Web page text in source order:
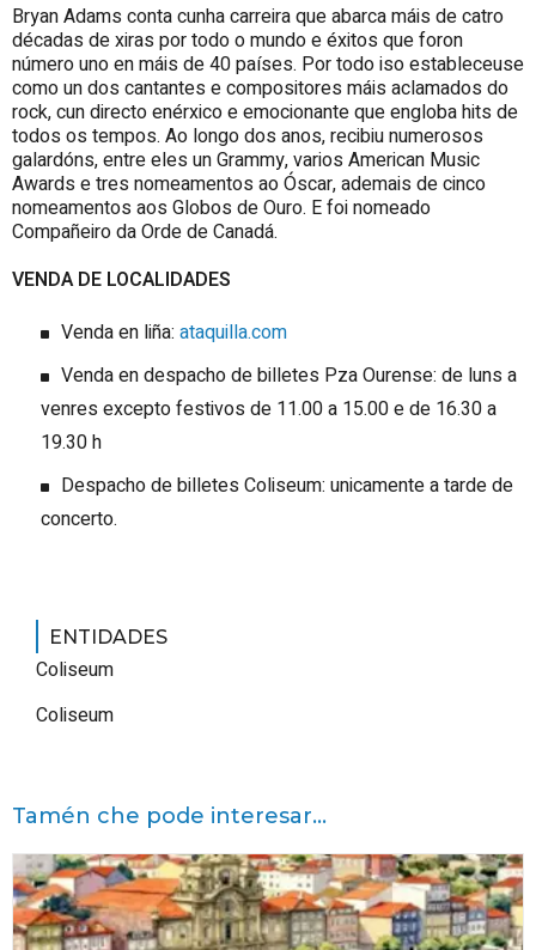
Bryan Adams conta cunha carreira que abarca máis de catro
décadas de xiras por todo o mundo e éxitos que foron
número uno en máis de 40 países. Por todo iso estableceuse
como un dos cantantes e compositores máis aclamados do
rock, cun directo enérxico e emocionante que engloba hits de
todos os tempos. Ao longo dos anos, recibiu numerosos
galardóns, entre eles un Grammy, varios American Music
Awards e tres nomeamentos ao Óscar, ademais de cinco
nomeamentos aos Globos de Ouro. E foi nomeado
Compañeiro da Orde de Canadá.
VENDA DE LOCALIDADES
Venda en liña: ataquilla.com
Venda en despacho de billetes Pza Ourense: de luns a
venres excepto festivos de 11.00 a 15.00 e de 16.30 a
19.30 h
Despacho de billetes Coliseum: unicamente a tarde de
concerto.
ENTIDADES
Coliseum
Coliseum
Tamén che pode interesar...